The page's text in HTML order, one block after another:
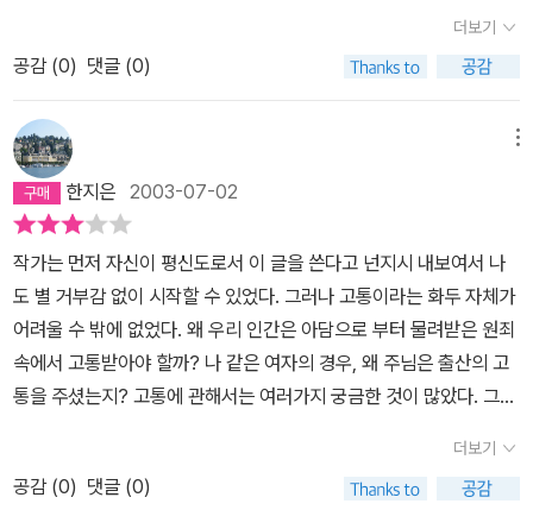
락도 가능하지 않으신가 싶다. 우리를 로봇으로 만들지 않으셨다.그
분의 형상과 같이 , 그리고 자아를 주심, 우리를 향한 사랑.신이라는
고통받게 하기위함이거나무능하셔서 사랑이 없으셔서 그러시는것이
아니라는 것을,, 살아가다 보면 충분히 알 수 있을것이다. 성경에서도
이렇게 말씀하고 계시지 않으신가 주 여호와의 말씀이니라 죽을 자가
죽는 것도 내가 기뻐하지 아니하노니 너희는 스스로 돌이키고 살지니
라 에스겔 18장 32절 말씀 그리고 욥기처럼 까닭없는 고난도 있는 것
이다. 중요한 것은 하나님은 언제나 선하시며 사랑하시는 분이시라는
것.. 그것을 영 원 히 잊지 않기를 바란다.
책은 고통의 문제를 바로 다루기 위해 먼저 기독교의 기원을 살펴보
고, 하나님의 전능하심과 선하심에 대한 깊은 이해를 돕는 설명에 이
어 인간의 악함과 타락에 대하여 고찰한 후, 마지막으로 고통의 의미
를 풀어주고 있습니다. 비록 술술 읽히진 않지만, 텍스트 속에 담겨있
는 그의 명징한 논리는 이를 이해한 독자의 마음을 시원케 해줄 것입
니다.루이스는 서론에서 '이 세상에서 벌어지는 사건들로부터 창조자
의 선함과 지혜를 유추해 낸다는 것은 어느 시대에나 불합리한 일이
었을 것이며, 실제로 그런 일이 시도된 적 또한 한 번도 없었다'고 말
하면서 피조물인 인간의 이해도에 한계를 설정합니다. 그럼에도 불구
하고 기독교는 '우리 눈에 보이는 우주가 지혜롭고 선한 창조자의 작
품'이라고 믿어왔습니다. 그러므로 고통은 어쩌면 이성적인 한계에도
불구하고 우주와 생명의 기원이 창조라고 믿는 믿음을 가진 인간, 즉
실제로는 날마다 고통스러운 세상을 경험하고 있음에도 불구하고 '궁
극적인 실재는 우리를 사랑하시는 의로운 존재'라고 믿는 사람들인
더보기
공감 (0) 댓글 (0)
한지은 2003-07-02
작가는 먼저 자신이 평신도로서 이 글을 쓴다고 넌지시 내보여서 나
도 별 거부감 없이 시작할 수 있었다. 그러나 고통이라는 화두 자체가
어려울 수 밖에 없었다. 왜 우리 인간은 아담으로 부터 물려받은 원죄
속에서 고통받아야 할까? 나 같은 여자의 경우, 왜 주님은 출산의 고
통을 주셨는지? 고통에 관해서는 여러가지 궁금한 것이 많았다. 그것
는 고통은 하나님으로 부터 불리하려고 할 때 즉 그에게서 독립하려
고 하는 발버둥에서 시작되었다고 얘기한다.나의 고통을 잠깐 소개하
더보기
공감 (0) 댓글 (0)